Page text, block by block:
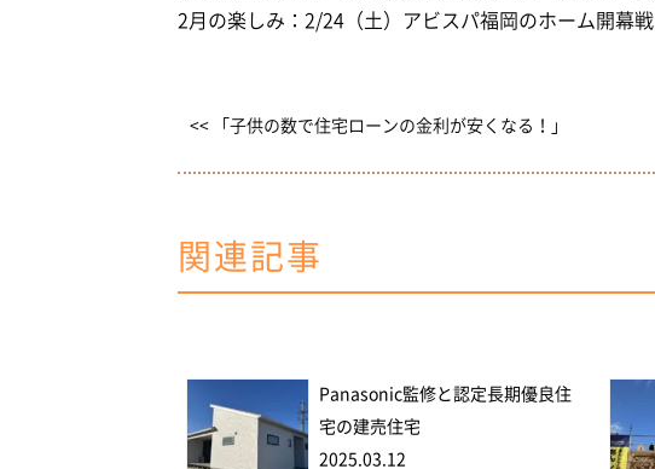
2月の楽しみ：2/24（土）アビスパ福岡のホーム開幕戦
<< 「子供の数で住宅ローンの金利が安くなる！」
関連記事
Panasonic監修と認定長期優良住
宅の建売住宅
2025.03.12